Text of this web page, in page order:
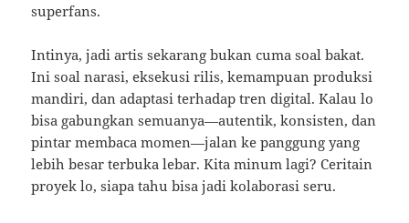
superfans.
Intinya, jadi artis sekarang bukan cuma soal bakat.
Ini soal narasi, eksekusi rilis, kemampuan produksi
mandiri, dan adaptasi terhadap tren digital. Kalau lo
bisa gabungkan semuanya—autentik, konsisten, dan
pintar membaca momen—jalan ke panggung yang
lebih besar terbuka lebar. Kita minum lagi? Ceritain
proyek lo, siapa tahu bisa jadi kolaborasi seru.